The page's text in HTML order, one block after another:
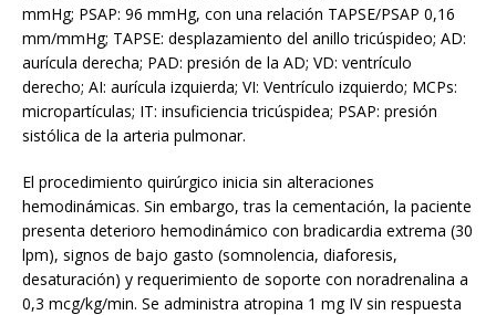
mmHg; PSAP: 96 mmHg, con una relación TAPSE/PSAP 0,16
mm/mmHg; TAPSE: desplazamiento del anillo tricúspideo; AD:
aurícula derecha; PAD: presión de la AD; VD: ventrículo
derecho; AI: aurícula izquierda; VI: Ventrículo izquierdo; MCPs:
micropartículas; IT: insuficiencia tricúspidea; PSAP: presión
sistólica de la arteria pulmonar.
El procedimiento quirúrgico inicia sin alteraciones
hemodinámicas. Sin embargo, tras la cementación, la paciente
presenta deterioro hemodinámico con bradicardia extrema (30
lpm), signos de bajo gasto (somnolencia, diaforesis,
desaturación) y requerimiento de soporte con noradrenalina a
0,3 mcg/kg/min. Se administra atropina 1 mg IV sin respuesta